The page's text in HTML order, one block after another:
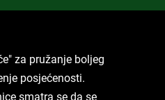
za pružanje boljeg
posjećenosti.
smatra se da se